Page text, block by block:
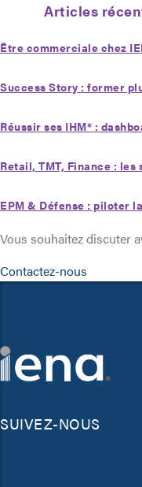
Articles
Être commerciale chez
Success Story : former
Réussir ses IHM* :
Retail, TMT, Finance :
EPM & Défense : piloter
Vous souhaitez discuter
Contactez-nous
SUIVEZ-NOUS